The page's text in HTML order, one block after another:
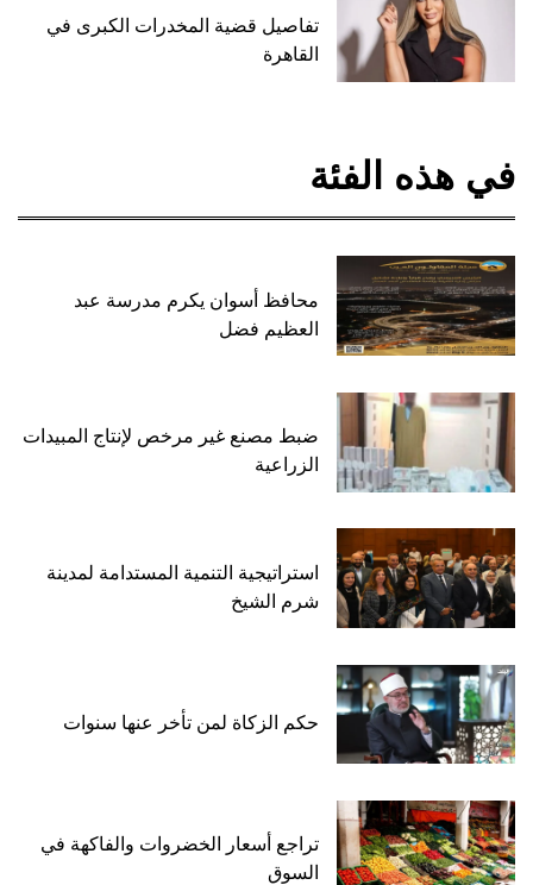
تفاصيل قضية المخدرات الكبرى في
القاهرة
في هذه الفئة
محافظ أسوان يكرم مدرسة عبد
العظيم فضل
ضبط مصنع غير مرخص لإنتاج المبيدات
الزراعية
استراتيجية التنمية المستدامة لمدينة
شرم الشيخ
حكم الزكاة لمن تأخر عنها سنوات
تراجع أسعار الخضروات والفاكهة في
السوق